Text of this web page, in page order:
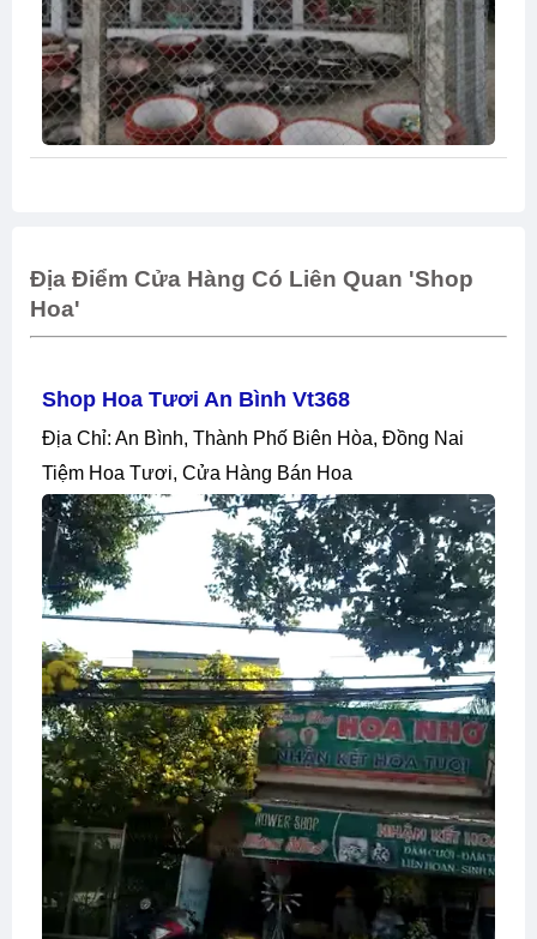
Địa Điểm Cửa Hàng Có Liên Quan 'shop
Hoa'
Shop Hoa Tươi An Bình Vt368
Địa Chỉ: An Bình, Thành Phố Biên Hòa, Đồng Nai
Tiệm Hoa Tươi, Cửa Hàng Bán Hoa